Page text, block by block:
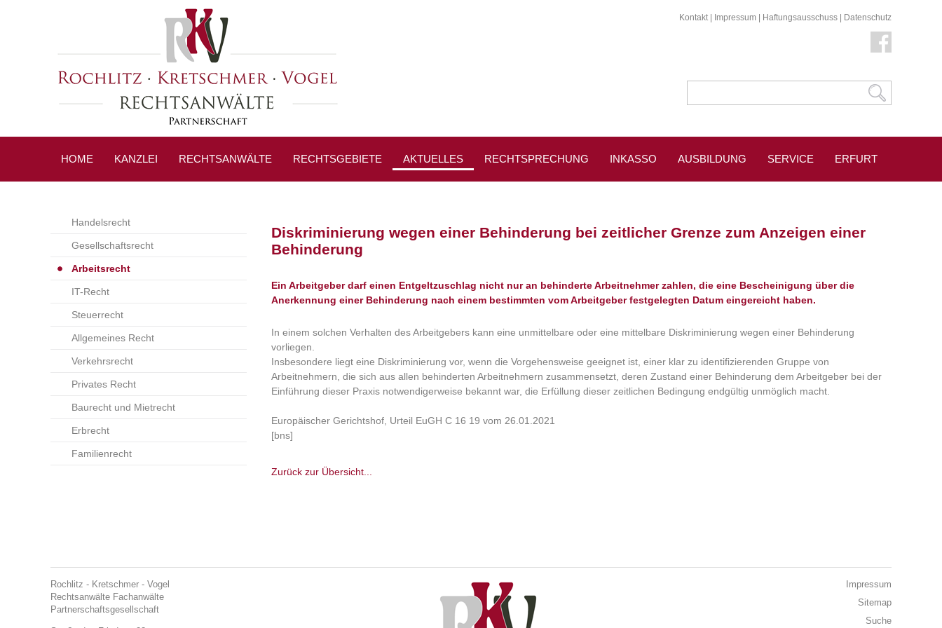
Kontakt| Impressum Haftungsausschuss Datenschutz
HOME KANZLEI RECHTSANWÄLTE RECHTSGEBIETE AKTUELLES RECHTSPRECHUNG INKASSO AUSBILDUNG SERVICE ERFURT
Handelsrecht
Gesellschaftsrecht
Arbeitsrecht
IT-Recht
Steuerrecht
Allgemeines Recht
Verkehrsrecht
Privates Recht
Baurecht und Mietrecht
Erbrecht
Familienrecht
Diskriminierung wegen einer Behinderung bei zeitlicher Grenze zum Anzeigen einer
Behinderung
Ein Arbeitgeber darf einen Entgeltzuschlag nicht nur an behinderte Arbeitnehmer zahlen, die eine Bescheinigung über die
Anerkennung einer Behinderung nach einem bestimmten vom Arbeitgeber festgelegten Datum eingereicht haben.
In einem solchen Verhalten des Arbeitgebers kann eine unmittelbare oder eine mittelbare Diskriminierung wegen einer Behinderung
vorliegen.
Insbesondere liegt eine Diskriminierung vor, wenn die Vorgehensweise geeignet ist, einer klar zu identifizierenden Gruppe von
Arbeitnehmern, die sich aus allen behinderten Arbeitnehmern zusammensetzt, deren Zustand einer Behinderung dem Arbeitgeber bei der
Einführung dieser Praxis notwendigerweise bekannt war, die Erfüllung dieser zeitlichen Bedingung endgültig unmöglich macht.
Europäischer Gerichtshof, Urteil EuGH C 16 19 vom 26.01.2021
[bns]
Zurück zur Übersicht...
Rochlitz - Kretschmer - Vogel
Rechtsanwälte Fachanwälte
Partnerschaftsgesellschaft
Impressum
Sitemap
Suche